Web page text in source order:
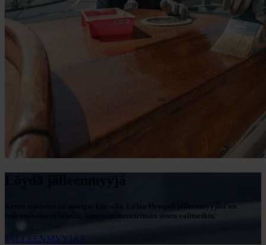
Löydä jälleenmyyjä
Kerro sijaintisi tai navigoi kartalla. Lähin Hempel-jälleenmyyjäsi on
todennäköisesti lähellä, kumman menetelmän sitten valitsetkin.
JÄLLEENMYYJÄT